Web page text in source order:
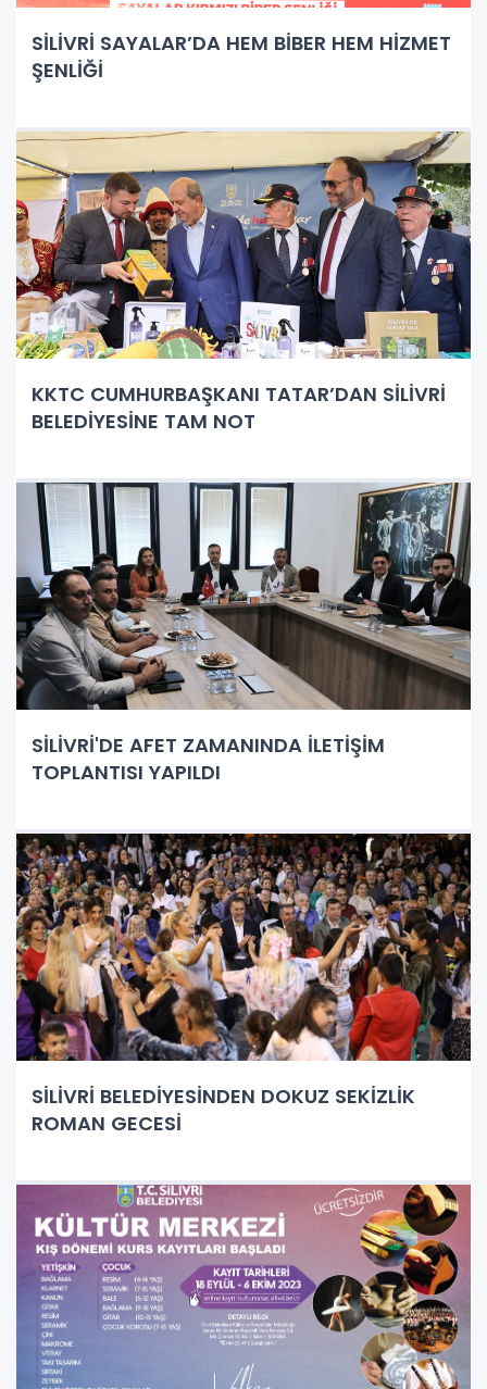
SİLİVRİ SAYALAR’DA HEM BİBER HEM HİZMET
ŞENLİĞİ
KKTC CUMHURBAŞKANI TATAR’DAN SİLİVRİ
BELEDİYESİNE TAM NOT
SİLİVRİ'DE AFET ZAMANINDA İLETİŞİM
TOPLANTISI YAPILDI
SİLİVRİ BELEDİYESİNDEN DOKUZ SEKİZLİK
ROMAN GECESİ